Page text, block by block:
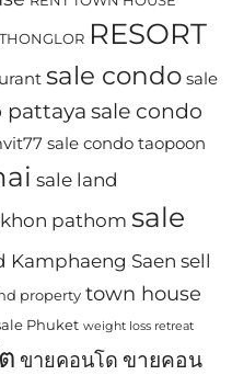
RESORT
sale condo sale
pattaya sale condo
sale condo taopoon
sale land
pathom sale
Kamphaeng Saen sell
property town house
Phuket weight loss retreat
ขายคอนโด ขายคอน